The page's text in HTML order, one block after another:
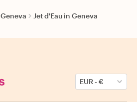
Geneva Jet d'Eau in Geneva
EUR-€